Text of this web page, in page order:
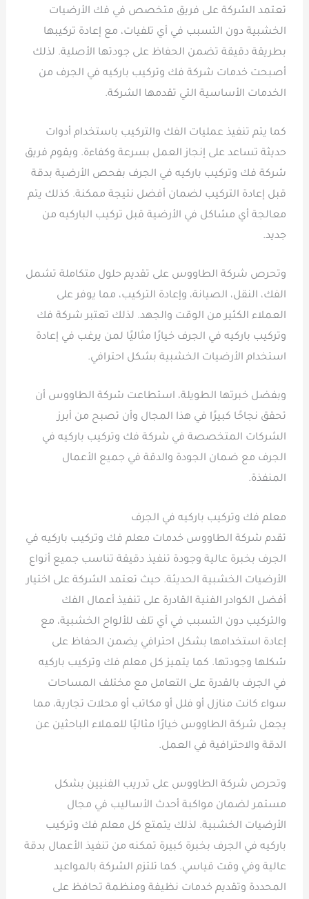
تعتمد الشركة على فريق متخصص في فك الأرضيات
الخشبية دون التسبب في أي تلفيات، مع إعادة تركيبها
بطريقة دقيقة تضمن الحفاظ على جودتها الأصلية. لذلك
أصبحت خدمات شركة فك وتركيب باركيه في الجرف من
الخدمات الأساسية التي تقدمها الشركة.
كما يتم تنفيذ عمليات الفك والتركيب باستخدام أدوات
حديثة تساعد على إنجاز العمل بسرعة وكفاءة. ويقوم فريق
شركة فك وتركيب باركيه في الجرف بفحص الأرضية بدقة
قبل إعادة التركيب لضمان أفضل نتيجة ممكنة. كذلك يتم
معالجة أي مشاكل في الأرضية قبل تركيب الباركيه من
جديد.
وتحرص شركة الطاووس على تقديم حلول متكاملة تشمل
الفك، النقل، الصيانة، وإعادة التركيب، مما يوفر على
العملاء الكثير من الوقت والجهد. لذلك تعتبر شركة فك
وتركيب باركيه في الجرف خيارًا مثاليًا لمن يرغب في إعادة
استخدام الأرضيات الخشبية بشكل احترافي.
وبفضل خبرتها الطويلة، استطاعت شركة الطاووس أن
تحقق نجاحًا كبيرًا في هذا المجال وأن تصبح من أبرز
الشركات المتخصصة في شركة فك وتركيب باركيه في
الجرف مع ضمان الجودة والدقة في جميع الأعمال
المنفذة.
معلم فك وتركيب باركيه في الجرف
تقدم شركة الطاووس خدمات معلم فك وتركيب باركيه في
الجرف بخبرة عالية وجودة تنفيذ دقيقة تناسب جميع أنواع
الأرضيات الخشبية الحديثة. حيث تعتمد الشركة على اختيار
أفضل الكوادر الفنية القادرة على تنفيذ أعمال الفك
والتركيب دون التسبب في أي تلف للألواح الخشبية، مع
إعادة استخدامها بشكل احترافي يضمن الحفاظ على
شكلها وجودتها. كما يتميز كل معلم فك وتركيب باركيه
في الجرف بالقدرة على التعامل مع مختلف المساحات
سواء كانت منازل أو فلل أو مكاتب أو محلات تجارية، مما
يجعل شركة الطاووس خيارًا مثاليًا للعملاء الباحثين عن
الدقة والاحترافية في العمل.
وتحرص شركة الطاووس على تدريب الفنيين بشكل
مستمر لضمان مواكبة أحدث الأساليب في مجال
الأرضيات الخشبية. لذلك يتمتع كل معلم فك وتركيب
باركيه في الجرف بخبرة كبيرة تمكنه من تنفيذ الأعمال بدقة
عالية وفي وقت قياسي. كما تلتزم الشركة بالمواعيد
المحددة وتقديم خدمات نظيفة ومنظمة تحافظ على